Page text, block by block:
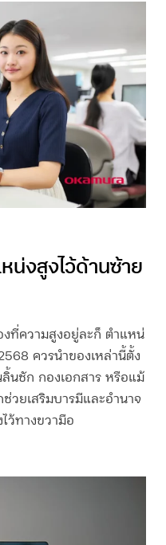
น่งสูงไว้ด้านซ้าย
ที่ความสูงอยู่ละก็ ตำแหน่
ควรนำของเหล่านี้ตั้ง
ลิ้นชัก กองเอกสาร หรือแม้
วยเสริมบารมีและอำนาจ
ไว้ทางขวามือ